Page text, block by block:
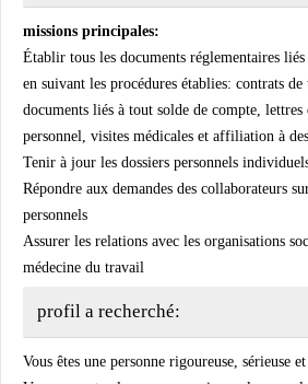
missions principales:
Établir tous les documents réglementaires
en suivant les procédures établies: contrats de
documents liés à tout solde de compte,
personnel, visites médicales et affiliation à
Tenir à jour les dossiers personnels
Répondre aux demandes des collaborateurs
personnels
Assurer les relations avec les organisations
médecine du travail
profil a recherché:
Vous êtes une personne rigoureuse, sérieuse